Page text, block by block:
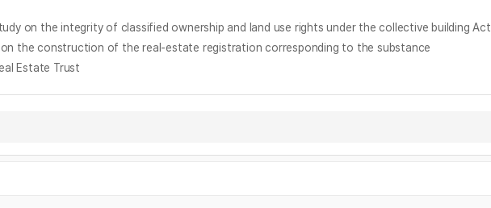
A study on the integrity of classified ownership and land use rights under the collective building Act
on the construction of the real-estate registration corresponding to the substance
Estate Trust